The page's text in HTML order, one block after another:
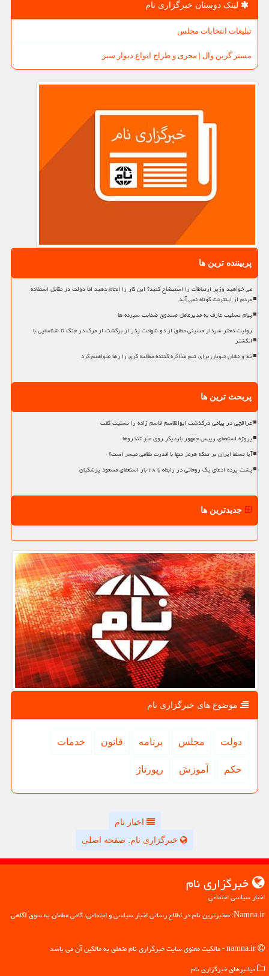
لینک دوستان خبرگزاری نام
تبلیغات انتخابات مجلس
مستر گرین وال | مجری و طراح انواع دیوار سبز
پربیننده ترین ها
می خواهید وزیر ارتباطات را استیضاح کنید؟ این کار را انجام دهید اما دولت در مقابل استفاده
مردم از اینترنت کوتاه نمی آید
پیام تسلیت عارف به مدیرعامل صندوق ضمانت سپرده ها
روایت دختر سردار حسینی مطلق از دو شهادت پدر از برگشت از مرگ در جنگ تا شناسایی با
انگشتر
خط و نشان نبویان برای تیم مذاکره کننده مطالبه گری را رها نخواهیم کرد
پربحث ترین ها
عراقچی در پیامی درگذشت ابوالقاسم قاسم زاده را تسلیت گفت
پروژه استعفای رییس جمهور باردیگر روی میز تندروها
آیا تسلط ایران بر تنگه هرمز تنها با قدرت نظامی میسر است؟
پشت پرده ادعای یک روحانی در رابطه با ۲۸ بار استعفای مسعود پزشکیان
جدیدترین ها
موضوع های خبرگزاری نام
دولت مجلس برنامه قانون خدمات
حكم آموزش رپورتاژ
اخبار نام
خبرگزاری نام: صفحه اصلی
خبرگزاری نام
اخبار سیاسی اجتماعی
Namna.ir: معتبرترین نام در اطلاع رسانی اخبار سیاسی و اجتماعی، گامی مطمئن به سوی آگاهی
میانبرهای خبرگزاری نام